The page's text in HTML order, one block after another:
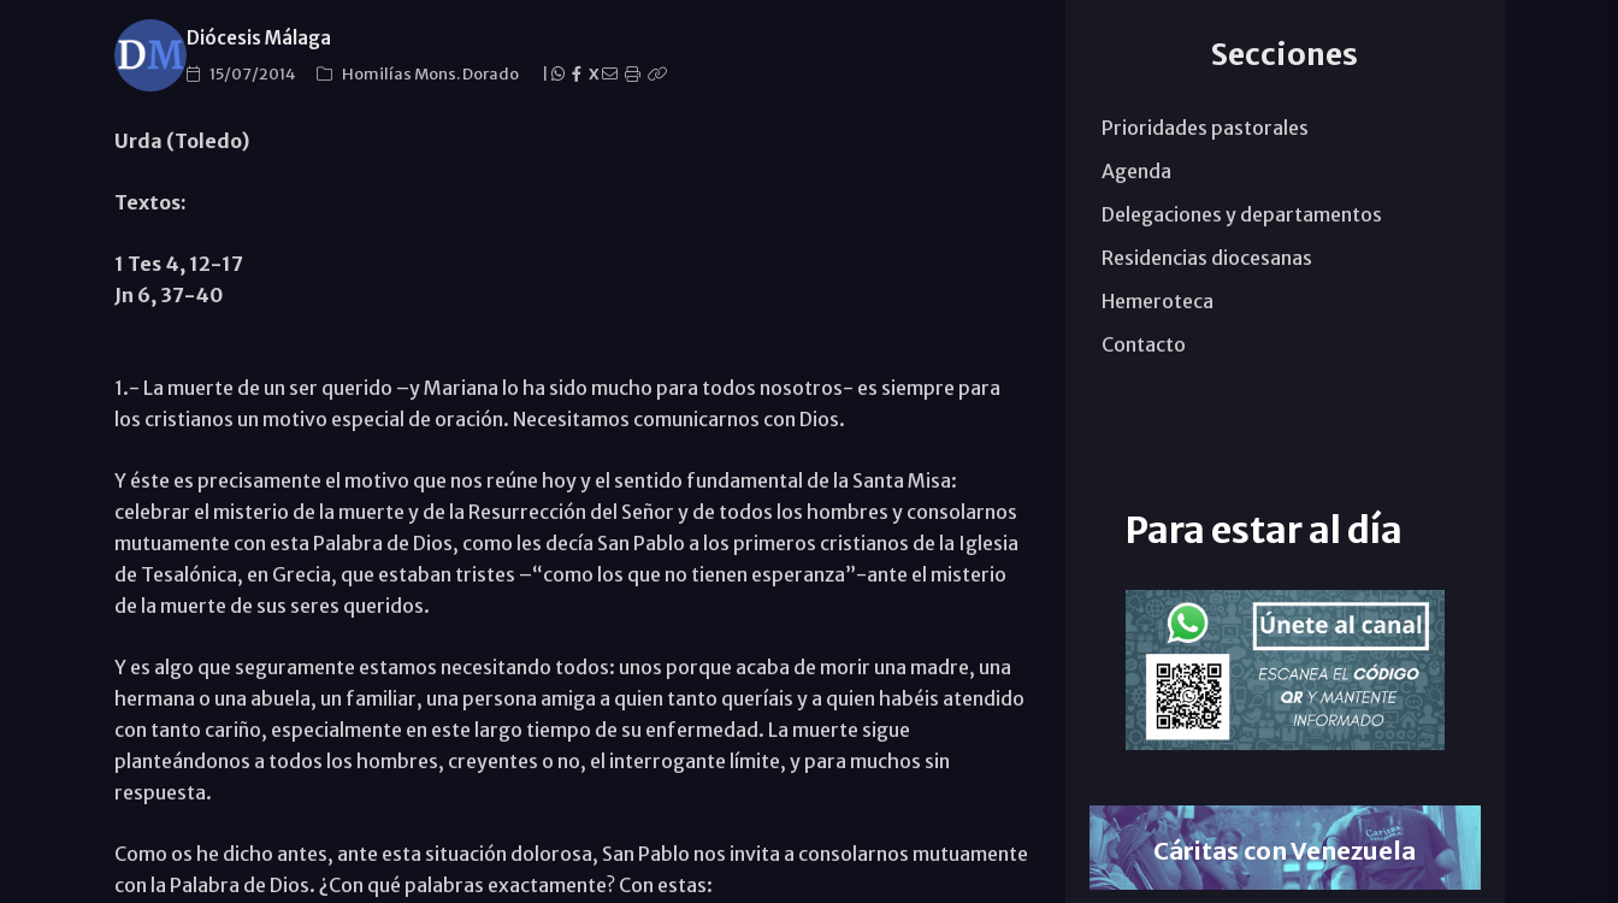
Diócesis Málaga
15/07/2014 Homilías Mons. Dorado X
Urda (Toledo)
Textos:
1 Tes 4, 12-17
Jn 6, 37-40
1.- La muerte de un ser querido –y Mariana lo ha sido mucho para todos nosotros- es siempre para
los cristianos un motivo especial de oración. Necesitamos comunicarnos con Dios.
Y éste es precisamente el motivo que nos reúne hoy y el sentido fundamental de la Santa Misa:
celebrar el misterio de la muerte y de la Resurrección del Señor y de todos los hombres y consolarnos
mutuamente con esta Palabra de Dios, como les decía San Pablo a los primeros cristianos de la Iglesia
de Tesalónica, en Grecia, que estaban tristes –“como los que no tienen esperanza”-ante el misterio
de la muerte de sus seres queridos.
Y es algo que seguramente estamos necesitando todos: unos porque acaba de morir una madre, una
hermana o una abuela, un familiar, una persona amiga a quien tanto queríais y a quien habéis atendido
con tanto cariño, especialmente en este largo tiempo de su enfermedad. La muerte sigue
planteándonos a todos los hombres, creyentes o no, el interrogante límite, y para muchos sin
respuesta.
Como os he dicho antes, ante esta situación dolorosa, San Pablo nos invita a consolarnos mutuamente
con la Palabra de Dios. ¿Con qué palabras exactamente? Con estas:
Secciones
Prioridades pastorales
Agenda
Delegaciones y departamentos
Residencias diocesanas
Hemeroteca
Contacto
Para estar al día
Cáritas con Venezuela